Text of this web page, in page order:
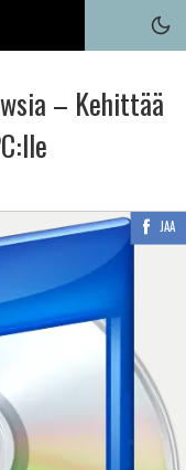
– Kehittää
JAA